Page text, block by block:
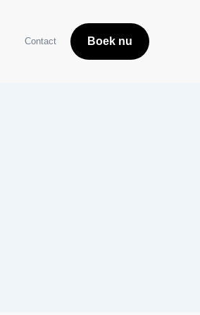
Contact Boek nu